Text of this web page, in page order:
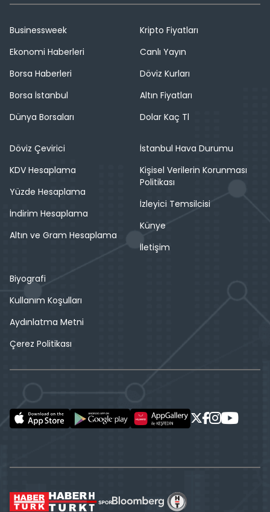
Businessweek
Ekonomi Haberleri
Borsa Haberleri
Borsa İstanbul
Dünya Borsaları
Kripto Fiyatları
Canlı Yayın
Döviz Kurları
Altın Fiyatları
Dolar Kaç Tl
Döviz Çevirici
KDV Hesaplama
Yüzde Hesaplama
İndirim Hesaplama
Altın ve Gram Hesaplama
İstanbul Hava Durumu
Kişisel Verilerin Korunması
Politikası
İzleyici Temsilcisi
Künye
İletişim
Biyografi
Kullanım Koşulları
Aydınlatma Metni
Çerez Politikası